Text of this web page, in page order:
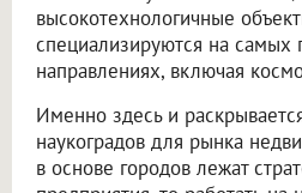
высокотехнологичные
специализируются на самых
направлениях, включая
Именно здесь и
наукоградов для рынка
в основе городов лежат